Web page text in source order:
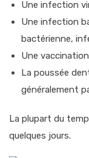
Une infection
Une infection
bactérienne,
Une
La poussée
généralement
La plupart du
quelques jours.